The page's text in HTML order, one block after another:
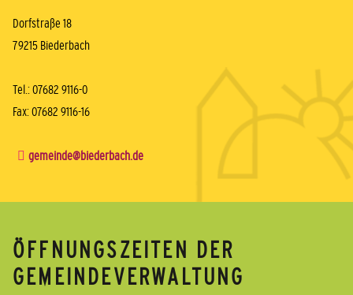
Dorfstraße 18
79215 Biederbach
Tel.: 07682 9116-0
Fax: 07682 9116-16
gemeinde@biederbach.de
ÖFFNUNGSZEITEN DER
GEMEINDEVERWALTUNG